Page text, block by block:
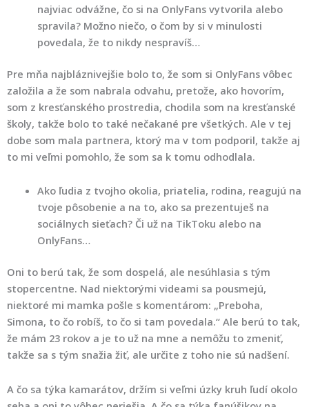
najviac odvážne, čo si na OnlyFans vytvorila alebo
spravila? Možno niečo, o čom by si v minulosti
povedala, že to nikdy nespravíš…
Pre mňa najbláznivejšie bolo to, že som si OnlyFans vôbec
založila a že som nabrala odvahu, pretože, ako hovorím,
som z kresťanského prostredia, chodila som na kresťanské
školy, takže bolo to také nečakané pre všetkých. Ale v tej
dobe som mala partnera, ktorý ma v tom podporil, takže aj
to mi veľmi pomohlo, že som sa k tomu odhodlala.
Ako ľudia z tvojho okolia, priatelia, rodina, reagujú na
tvoje pôsobenie a na to, ako sa prezentuješ na
sociálnych sieťach? Či už na TikToku alebo na
OnlyFans…
Oni to berú tak, že som dospelá, ale nesúhlasia s tým
stopercentne. Nad niektorými videami sa pousmejú,
niektoré mi mamka pošle s komentárom: „Preboha,
Simona, to čo robíš, to čo si tam povedala.“ Ale berú to tak,
že mám 23 rokov a je to už na mne a nemôžu to zmeniť,
takže sa s tým snažia žiť, ale určite z toho nie sú nadšení.
A čo sa týka kamarátov, držím si veľmi úzky kruh ľudí okolo